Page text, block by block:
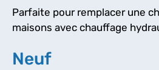
Parfaite pour remplacer une
maisons avec chauffage
Neuf